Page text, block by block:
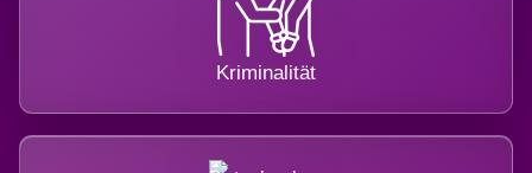
Kriminalität